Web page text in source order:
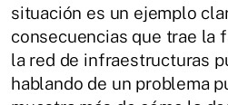
situación es un ejemplo
consecuencias que trae la
la red de infraestructuras
hablando de un problema